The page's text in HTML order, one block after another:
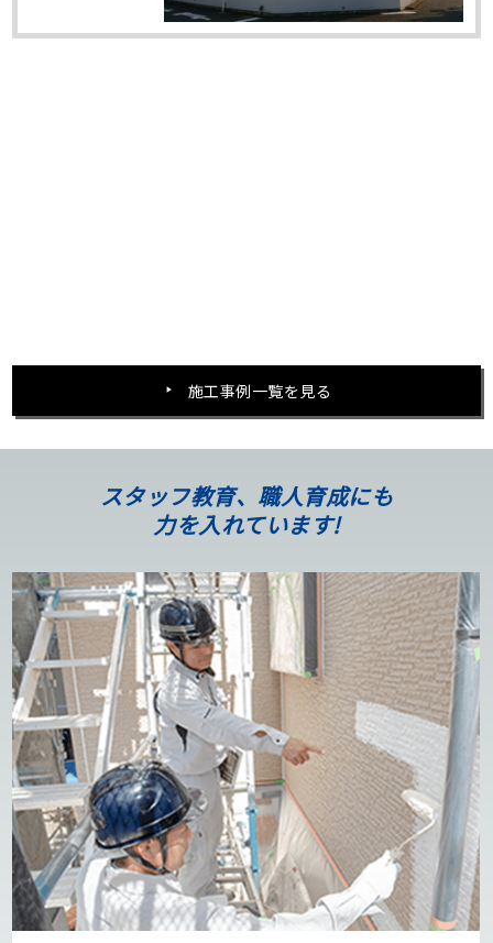
施工事例一覧を見る
スタッフ教育、職人育成にも
力を入れています!